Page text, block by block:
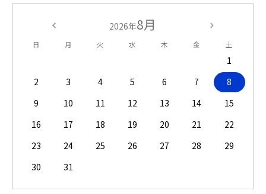
2026年8月
日 月 火 水 木 金 土
1
2
3 4 5 6 7
8
9
10 11 12 13 14
15
16
17 18 19 20 21
22
23
24 25 26 27 28
29
30
31